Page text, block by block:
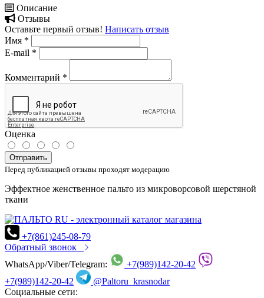
Описание
Отзывы
Оставьте первый отзыв! Написать отзыв
Имя *
E-mail *
Комментарий *
Оценка
Отправить
Перед публикацией отзывы проходят модерацию
Эффектное женственное пальто из микроворсовой шерстяной
ткани
+7(861)245-08-79
Обратный звонок
WhatsApp/Viber/Telegram:
+7(989)142-20-42
+7(989)142-20-42
@Paltoru_krasnodar
Социальные сети: